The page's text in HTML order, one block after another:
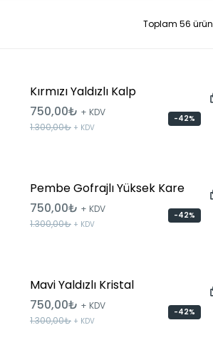
Toplam 56 ürün
Kırmızı Yaldızlı Kalp
750,00₺ + KDV
1.300,00₺ + KDV
-42%
Pembe Gofrajlı Yüksek Kare
750,00₺ + KDV
1.300,00₺ + KDV
-42%
Mavi Yaldızlı Kristal
750,00₺ + KDV
1.300,00₺ + KDV
-42%